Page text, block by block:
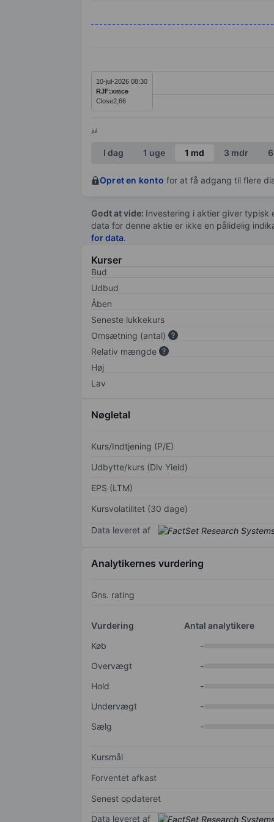
jul
10-jul-2026 08:30
RJF:xmce
Close2,66
End of interactive chart.
I dag 1 uge 1 md 3 mdr
Opret en konto for at få adgang til flere
Godt at vide: Investering i aktier giver typisk
data for denne aktie er ikke en pålidelig
for data.
Kurser
Bud
Udbud
Åben
Seneste lukkekurs
Omsætning (antal)
Relativ mængde
Høj
Lav
Nøgletal
Kurs/Indtjening (P/E)
Udbytte/kurs (Div Yield)
EPS (LTM)
Kursvolatilitet (30 dage)
Data leveret af
Analytikernes vurdering
Gns. rating
Vurdering
Antal analytikere
Køb
-
Overvægt
-
Hold
-
Undervægt
-
Sælg
-
Kursmål
Forventet afkast
Senest opdateret
Data leveret af